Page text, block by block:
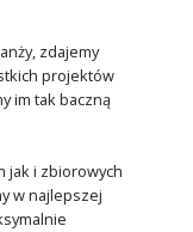
zdajemy
projektów
im tak baczną
jak i zbiorowych
w najlepszej